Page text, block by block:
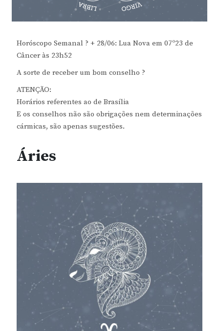
Horóscopo Semanal ? + 28/06: Lua Nova em 07º23 de
Câncer às 23h52
A sorte de receber um bom conselho ?
ATENÇÃO:
Horários referentes ao de Brasília
E os conselhos não são obrigações nem determinações
cármicas, são apenas sugestões.
Áries